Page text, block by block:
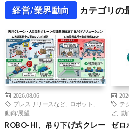
経営/業界動向 カテゴリの
2026.08.06
プレスリリースなど
ロボット
動向/展望
ROBO-HI、吊り下げ式クレー
テ
ど
動
ゼロ